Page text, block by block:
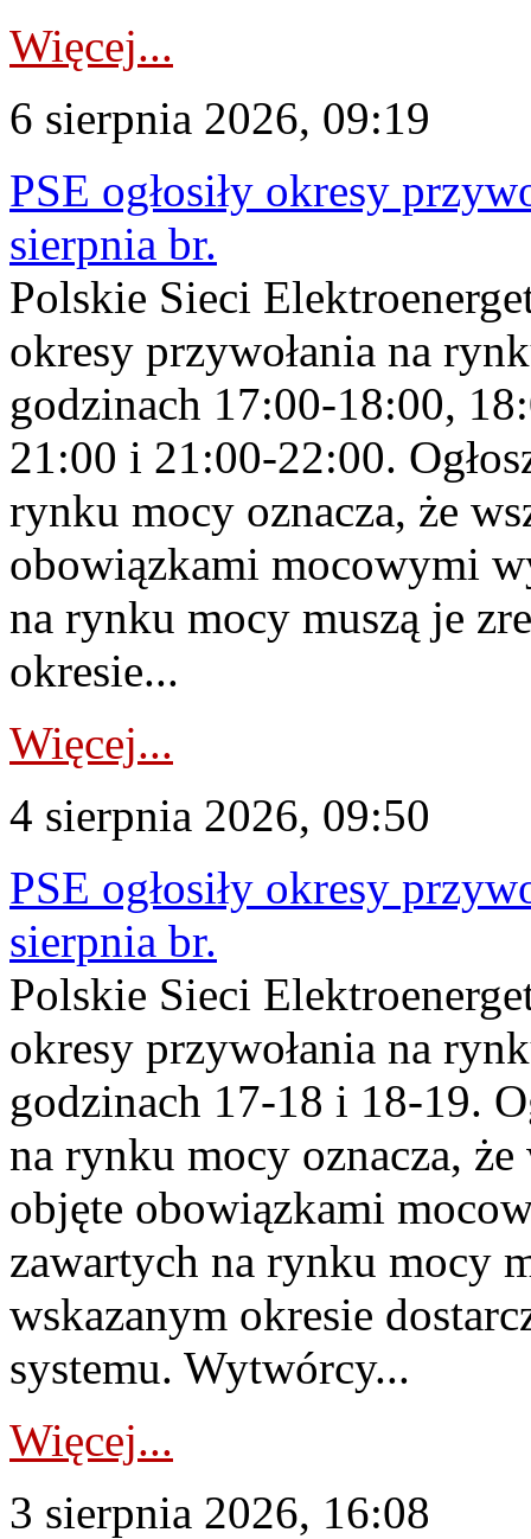
Więcej...
6 sierpnia 2026, 09:19
PSE ogłosiły okresy
sierpnia br.
Polskie Sieci
okresy przywołania na
godzinach 17:00-18:00,
21:00 i 21:00-22:00.
rynku mocy oznacza, że
obowiązkami mocowymi
na rynku mocy muszą je
okresie...
Więcej...
4 sierpnia 2026, 09:50
PSE ogłosiły okresy
sierpnia br.
Polskie Sieci
okresy przywołania na
godzinach 17-18 i 18-19.
na rynku mocy oznacza,
objęte obowiązkami
zawartych na rynku mocy
wskazanym okresie
systemu. Wytwórcy...
Więcej...
3 sierpnia 2026, 16:08